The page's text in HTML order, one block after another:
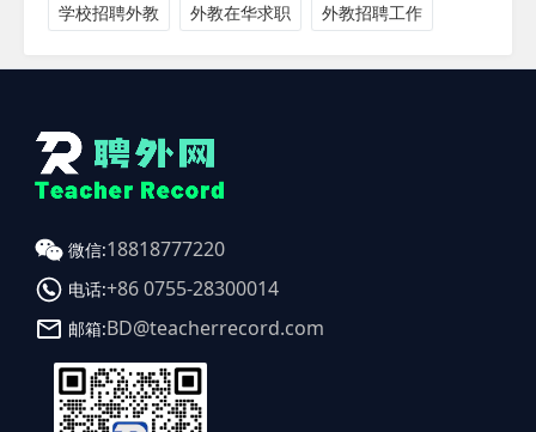
学校招聘外教 外教在华求职 外教招聘工作
微信:18818777220
电话:+86 0755-28300014
邮箱:BD@teacherrecord.com